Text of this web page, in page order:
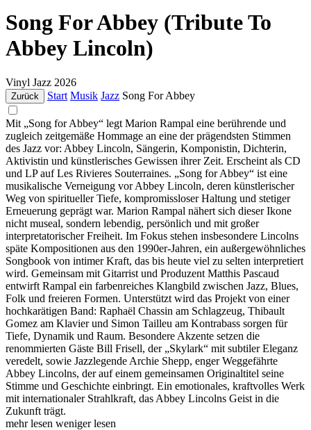
Song For Abbey (Tribute To
Abbey Lincoln)
Vinyl Jazz 2026
Zurück Start Musik Jazz Song For Abbey
Mit „Song for Abbey“ legt Marion Rampal eine berührende und
zugleich zeitgemäße Hommage an eine der prägendsten Stimmen
des Jazz vor: Abbey Lincoln, Sängerin, Komponistin, Dichterin,
Aktivistin und künstlerisches Gewissen ihrer Zeit. Erscheint als CD
und LP auf Les Rivieres Souterraines. „Song for Abbey“ ist eine
musikalische Verneigung vor Abbey Lincoln, deren künstlerischer
Weg von spiritueller Tiefe, kompromissloser Haltung und stetiger
Erneuerung geprägt war. Marion Rampal nähert sich dieser Ikone
nicht museal, sondern lebendig, persönlich und mit großer
interpretatorischer Freiheit. Im Fokus stehen insbesondere Lincolns
späte Kompositionen aus den 1990er-Jahren, ein außergewöhnliches
Songbook von intimer Kraft, das bis heute viel zu selten interpretiert
wird. Gemeinsam mit Gitarrist und Produzent Matthis Pascaud
entwirft Rampal ein farbenreiches Klangbild zwischen Jazz, Blues,
Folk und freieren Formen. Unterstützt wird das Projekt von einer
hochkarätigen Band: Raphaël Chassin am Schlagzeug, Thibault
Gomez am Klavier und Simon Tailleu am Kontrabass sorgen für
Tiefe, Dynamik und Raum. Besondere Akzente setzen die
renommierten Gäste Bill Frisell, der „Skylark“ mit subtiler Eleganz
veredelt, sowie Jazzlegende Archie Shepp, enger Weggefährte
Abbey Lincolns, der auf einem gemeinsamen Originaltitel seine
Stimme und Geschichte einbringt. Ein emotionales, kraftvolles Werk
mit internationaler Strahlkraft, das Abbey Lincolns Geist in die
Zukunft trägt.
mehr lesen weniger lesen